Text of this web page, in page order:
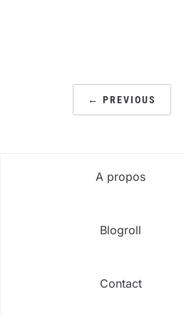
PAGINATION
DES
← PREVIOUS
A propos
Blogroll
Contact